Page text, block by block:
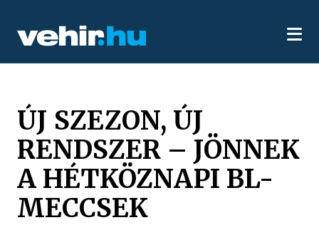
ÚJ SZEZON, ÚJ
RENDSZER – JÖNNEK
A HÉTKÖZNAPI BL-
MECCSEK